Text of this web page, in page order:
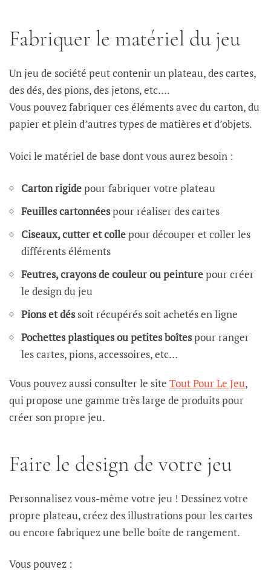
Fabriquer le matériel du jeu
Un jeu de société peut contenir un plateau, des cartes,
des dés, des pions, des jetons, etc….
Vous pouvez fabriquer ces éléments avec du carton, du
papier et plein d’autres types de matières et d’objets.
Voici le matériel de base dont vous aurez besoin :
Carton rigidepour fabriquer votre plateau
Feuilles cartonnéespour réaliser des cartes
Ciseaux, cutter et collepour découper et coller les
différents éléments
Feutres, crayons de couleur ou peinturepour créer
le design du jeu
Pions et déssoit récupérés soit achetés en ligne
Pochettes plastiques ou petites boîtespour ranger
les cartes, pions, accessoires, etc…
Vous pouvez aussi consulter le site Tout Pour Le Jeu,
qui propose une gamme très large de produits pour
créer son propre jeu.
Faire le design de votre jeu
Personnalisez vous-même votre jeu ! Dessinez votre
propre plateau, créez des illustrations pour les cartes
ou encore fabriquez une belle boîte de rangement.
Vous pouvez :